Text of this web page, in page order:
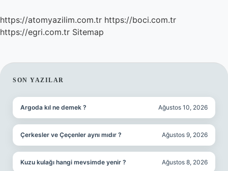
https://atomyazilim.com.tr https://boci.com.tr
https://egri.com.tr Sitemap
SIDEBAR
SON YAZILAR
Argoda kıl ne demek ? Ağustos 10, 2026
Çerkesler ve Çeçenler aynı mıdır ? Ağustos 9, 2026
Kuzu kulağı hangi mevsimde yenir ? Ağustos 8, 2026